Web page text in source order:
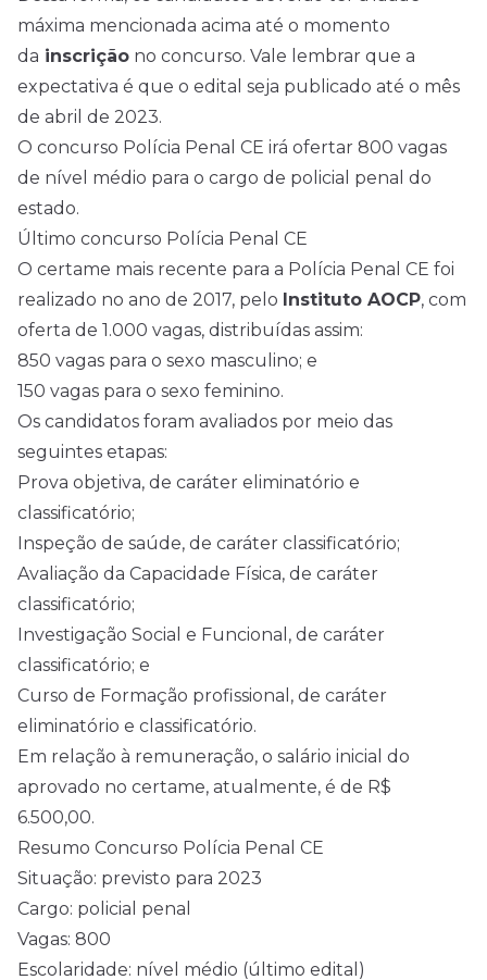
máxima mencionada acima até o momento
da inscrição no concurso. Vale lembrar que a
expectativa é que o edital seja publicado até o mês
de abril de 2023.
O concurso Polícia Penal CE irá ofertar 800 vagas
de nível médio para o cargo de policial penal do
estado.
Último concurso Polícia Penal CE
O certame mais recente para a Polícia Penal CE foi
realizado no ano de 2017, pelo Instituto AOCP, com
oferta de 1.000 vagas, distribuídas assim:
850 vagas para o sexo masculino; e
150 vagas para o sexo feminino.
Os candidatos foram avaliados por meio das
seguintes etapas:
Prova objetiva, de caráter eliminatório e
classificatório;
Inspeção de saúde, de caráter classificatório;
Avaliação da Capacidade Física, de caráter
classificatório;
Investigação Social e Funcional, de caráter
classificatório; e
Curso de Formação profissional, de caráter
eliminatório e classificatório.
Em relação à remuneração, o salário inicial do
aprovado no certame, atualmente, é de R$
6.500,00.
Resumo Concurso Polícia Penal CE
Situação: previsto para 2023
Cargo: policial penal
Vagas: 800
Escolaridade: nível médio (último edital)